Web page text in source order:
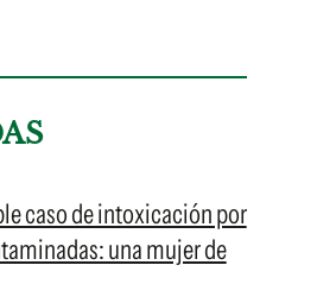
caso de intoxicación por
una mujer de